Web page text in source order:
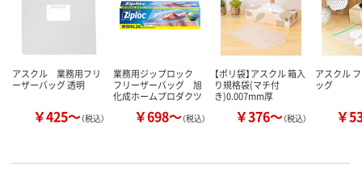
アスクル 業務用フリ
ーザーバッグ 透明
￥425～（税込）
業務用ジップロック
フリーザーバッグ 旭
化成ホームプロダクツ
￥698～（税込）
【ポリ袋】アスクル 箱入
り規格袋(マチ付
き)0.007mm厚
￥376～（税込）
アスクル
ッグ
￥